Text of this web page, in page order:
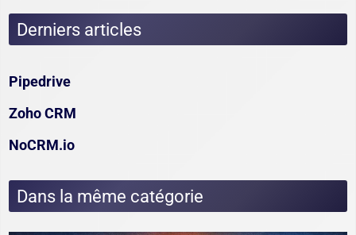
Derniers articles
Pipedrive
Zoho CRM
NoCRM.io
Dans la même catégorie